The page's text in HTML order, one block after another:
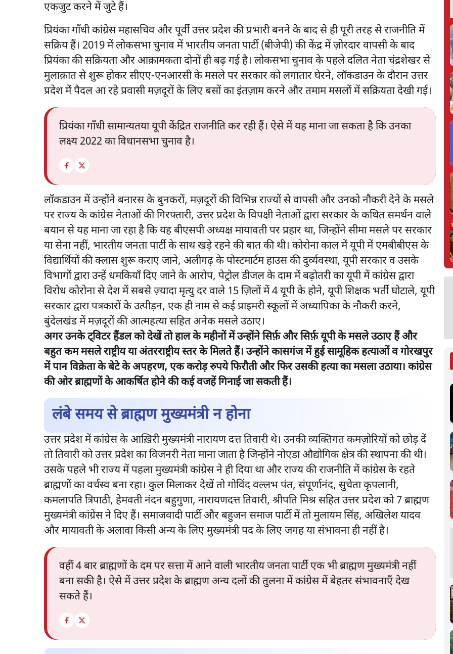
एकजुट करने में जुटे हैं।
प्रियंका गाँधी कांग्रेस महासचिव और पूर्वी उत्तर प्रदेश की प्रभारी बनने के बाद से ही पूरी तरह से राजनीति में
सक्रिय हैं। 2019 में लोकसभा चुनाव में भारतीय जनता पार्टी (बीजेपी) की केंद्र में ज़ोरदार वापसी के बाद
प्रियंका की सक्रियता और आक्रामकता दोनों ही बढ़ गई है। लोकसभा चुनाव के पहले दलित नेता चंद्रशेखर से
मुलाक़ात से शुरू होकर सीएए-एनआरसी के मसले पर सरकार को लगातार घेरने, लॉकडाउन के दौरान उत्तर
प्रदेश में पैदल आ रहे प्रवासी मज़दूरों के लिए बसों का इंतज़ाम करने और तमाम मसलों में सक्रियता देखी गई।
प्रियंका गाँधी सामान्यतया यूपी केंद्रित राजनीति कर रही हैं। ऐसे में यह माना जा सकता है कि उनका
लक्ष्य 2022 का विधानसभा चुनाव है।
लॉकडाउन में उन्होंने बनारस के बुनकरों, मज़दूरों की विभिन्न राज्यों से वापसी और उनको नौकरी देने के मसले
पर राज्य के कांग्रेस नेताओं की गिरफ्तारी, उत्तर प्रदेश के विपक्षी नेताओं द्वारा सरकार के कथित समर्थन वाले
बयान से यह माना जा रहा है कि यह बीएसपी अध्यक्ष मायावती पर प्रहार था, जिन्होंने सीमा मसले पर सरकार
या सेना नहीं, भारतीय जनता पार्टी के साथ खड़े रहने की बात की थी। कोरोना काल में यूपी में एमबीबीएस के
विद्यार्थियों की क्लास शुरू कराए जाने, अलीगढ़ के पोस्टमार्टम हाउस की दुर्व्यवस्था, यूपी सरकार व उसके
विभागों द्वारा उन्हें धमकियाँ दिए जाने के आरोप, पेट्रोल डीजल के दाम में बढ़ोतरी का यूपी में कांग्रेस द्वारा
विरोध कोरोना से देश में सबसे ज़्यादा मृत्यु दर वाले 15 ज़िलों में 4 यूपी के होने, यूपी शिक्षक भर्ती घोटाले, यूपी
सरकार द्वारा पत्रकारों के उत्पीड़न, एक ही नाम से कई प्राइमरी स्कूलों में अध्यापिका के नौकरी करने,
बुंदेलखंड में मज़दूरों की आत्महत्या सहित अनेक मसले उठाए।
अगर उनके ट्विटर हैंडल को देखें तो हाल के महीनों में उन्होंने सिर्फ़ और सिर्फ़ यूपी के मसले उठाए हैं और
बहुत कम मसले राष्ट्रीय या अंतरराष्ट्रीय स्तर के मिलते हैं। उन्होंने कासगंज में हुई सामूहिक हत्याओं व गोरखपुर
में पान विक्रेता के बेटे के अपहरण, एक करोड़ रुपये फिरौती और फिर उसकी हत्या का मसला उठाया। कांग्रेस
की ओर ब्राह्मणों के आकर्षित होने की कई वजहें गिनाई जा सकती हैं।
लंबे समय से ब्राह्मण मुख्यमंत्री न होना
उत्तर प्रदेश में कांग्रेस के आख़िरी मुख्यमंत्री नारायण दत्त तिवारी थे। उनकी व्यक्तिगत कमज़ोरियों को छोड़ दें
तो तिवारी को उत्तर प्रदेश का विजनरी नेता माना जाता है जिन्होंने नोएडा औद्योगिक क्षेत्र की स्थापना की थी।
उसके पहले भी राज्य में पहला मुख्यमंत्री कांग्रेस ने ही दिया था और राज्य की राजनीति में कांग्रेस के रहते
ब्राह्मणों का वर्चस्व बना रहा। कुल मिलाकर देखें तो गोविंद वल्लभ पंत, संपूर्णानंद, सुचेता कृपलानी,
कमलापति त्रिपाठी, हेमवती नंदन बहुगुणा, नारायणदत्त तिवारी, श्रीपति मिश्र सहित उत्तर प्रदेश को 7 ब्राह्मण
मुख्यमंत्री कांग्रेस ने दिए हैं। समाजवादी पार्टी और बहुजन समाज पार्टी में तो मुलायम सिंह, अखिलेश यादव
और मायावती के अलावा किसी अन्य के लिए मुख्यमंत्री पद के लिए जगह या संभावना ही नहीं है।
वहीं 4 बार ब्राह्मणों के दम पर सत्ता में आने वाली भारतीय जनता पार्टी एक भी ब्राह्मण मुख्यमंत्री नहीं
बना सकी है। ऐसे में उत्तर प्रदेश के ब्राह्मण अन्य दलों की तुलना में कांग्रेस में बेहतर संभावनाएँ देख
सकते हैं।